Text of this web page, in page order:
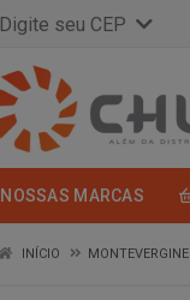
Digite seu CEP
NOSSAS MARCAS
INÍCIO MONTEVERGINE